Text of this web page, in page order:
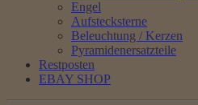
Engel
Aufstecksterne
Beleuchtung / Kerzen
Pyramidenersatzteile
Restposten
EBAY SHOP